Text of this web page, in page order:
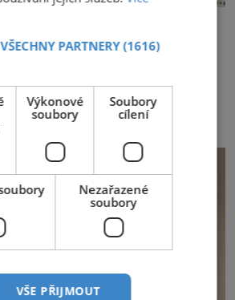
dekádu
projekt Král vín ve svém již
představil nejlepší domácí
porota z celkem 1260
vzorků od 157 vinařů. Král vín, který se – i pře
PARTNERY(1616)
Výkonové
soubory
Soubory
cílení
Nezařazené
soubory
VŠE PŘIJMOUT